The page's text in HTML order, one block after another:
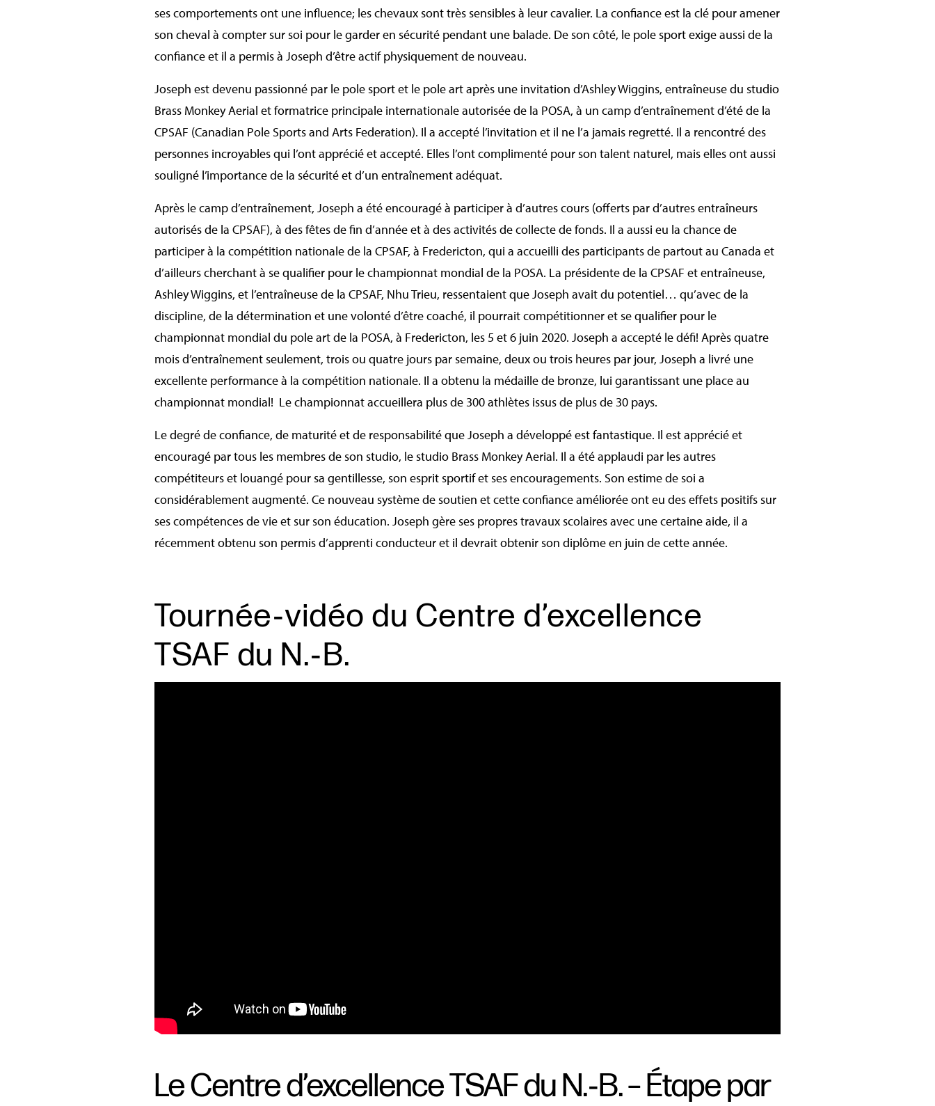
ses comportements ont une influence; les chevaux sont très sensibles à leur cavalier. La confiance est la clé pour amener
son cheval à compter sur soi pour le garder en sécurité pendant une balade. De son côté, le pole sport exige aussi de la
confiance et il a permis à Joseph d’être actif physiquement de nouveau.
Joseph est devenu passionné par le pole sport et le pole art après une invitation d’Ashley Wiggins, entraîneuse du studio
Brass Monkey Aerial et formatrice principale internationale autorisée de la POSA, à un camp d’entraînement d’été de la
CPSAF (Canadian Pole Sports and Arts Federation). Il a accepté l’invitation et il ne l’a jamais regretté. Il a rencontré des
personnes incroyables qui l’ont apprécié et accepté. Elles l’ont complimenté pour son talent naturel, mais elles ont aussi
souligné l’importance de la sécurité et d’un entraînement adéquat.
Après le camp d’entraînement, Joseph a été encouragé à participer à d’autres cours (offerts par d’autres entraîneurs
autorisés de la CPSAF), à des fêtes de fin d’année et à des activités de collecte de fonds. Il a aussi eu la chance de
participer à la compétition nationale de la CPSAF, à Fredericton, qui a accueilli des participants de partout au Canada et
d’ailleurs cherchant à se qualifier pour le championnat mondial de la POSA. La présidente de la CPSAF et entraîneuse,
Ashley Wiggins, et l’entraîneuse de la CPSAF, Nhu Trieu, ressentaient que Joseph avait du potentiel… qu’avec de la
discipline, de la détermination et une volonté d’être coaché, il pourrait compétitionner et se qualifier pour le
championnat mondial du pole art de la POSA, à Fredericton, les 5 et 6 juin 2020. Joseph a accepté le défi! Après quatre
mois d’entraînement seulement, trois ou quatre jours par semaine, deux ou trois heures par jour, Joseph a livré une
excellente performance à la compétition nationale. Il a obtenu la médaille de bronze, lui garantissant une place au
championnat mondial! Le championnat accueillera plus de 300 athlètes issus de plus de 30 pays.
Le degré de confiance, de maturité et de responsabilité que Joseph a développé est fantastique. Il est apprécié et
encouragé par tous les membres de son studio, le studio Brass Monkey Aerial. Il a été applaudi par les autres
compétiteurs et louangé pour sa gentillesse, son esprit sportif et ses encouragements. Son estime de soi a
considérablement augmenté. Ce nouveau système de soutien et cette confiance améliorée ont eu des effets positifs sur
ses compétences de vie et sur son éducation. Joseph gère ses propres travaux scolaires avec une certaine aide, il a
récemment obtenu son permis d’apprenti conducteur et il devrait obtenir son diplôme en juin de cette année.
Tournée‑vidéo du Centre d’excellence
TSAF du N.‑B.
Le Centre d’excellence TSAF du N.‑B. – Étape par